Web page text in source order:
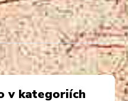
v kategoriích